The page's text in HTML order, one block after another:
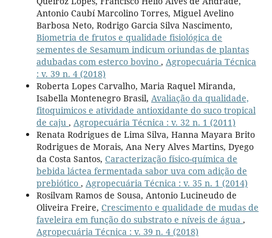
Antonio Caubí Marcolino Torres, Miguel Avelino
Barbosa Neto, Rodrigo Garcia Silva Nascimento,
Biometria de frutos e qualidade fisiológica de
sementes de Sesamum indicum oriundas de plantas
adubadas com esterco bovino , Agropecuária Técnica
: v. 39 n. 4 (2018)
Roberta Lopes Carvalho, Maria Raquel Miranda,
Isabella Montenegro Brasil, Avaliação da qualidade,
fitoquimicos e atividade antioxidante do suco tropical
de caju , Agropecuária Técnica : v. 32 n. 1 (2011)
Renata Rodrigues de Lima Silva, Hanna Mayara Brito
Rodrigues de Morais, Ana Nery Alves Martins, Dyego
da Costa Santos, Caracterização físico-química de
bebida láctea fermentada sabor uva com adição de
prebiótico , Agropecuária Técnica : v. 35 n. 1 (2014)
Rosilvam Ramos de Sousa, Antonio Lucineudo de
Oliveira Freire, Crescimento e qualidade de mudas de
faveleira em função do substrato e níveis de água ,
Agropecuária Técnica : v. 39 n. 4 (2018)